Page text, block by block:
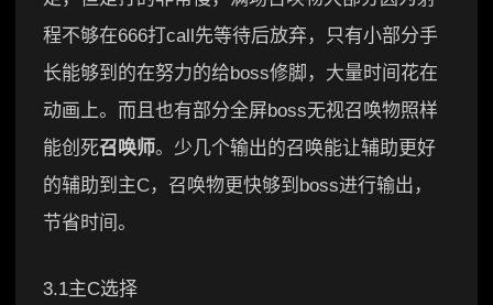
程不够在666打call先等待后放弃，只有小部分手
长能够到的在努力的给boss修脚，大量时间花在
动画上。而且也有部分全屏boss无视召唤物照样
能创死召唤师。少几个输出的召唤能让辅助更好
的辅助到主C，召唤物更快够到boss进行输出，
节省时间。
3.1主C选择